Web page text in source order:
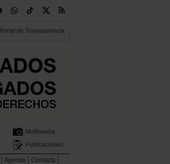
Portal de Transparencia
Multimedia
Publicaciones
Agenda Contacta